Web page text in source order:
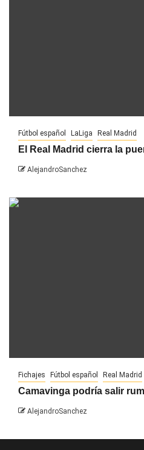
Fútbol español LaLiga Real Madrid
El Real Madrid cierra la
AlejandroSanchez
Fichajes Fútbol español Real Madrid
Camavinga podría salir
AlejandroSanchez